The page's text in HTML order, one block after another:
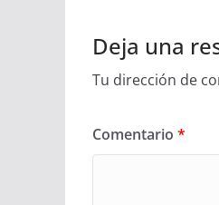
Deja una
Tu dirección de
Comentario *